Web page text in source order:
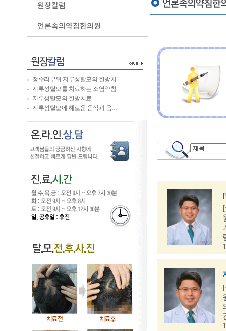
원장칼럼
언론속의약침한의원
정수리부위 지루성탈모의 한방치…
지루성탈모를 치료하는 소염약침
지루성탈모의 한방치료
지루성탈모에 해로운 음식과 음…